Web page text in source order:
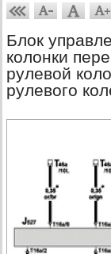
Блок
колонки
рулевой
рулевого